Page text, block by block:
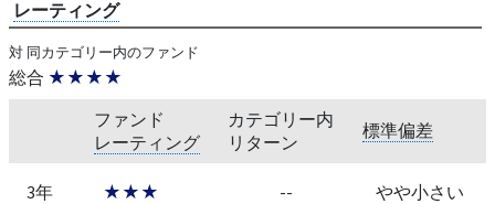
レーティング
対 同カテゴリー内のファンド
総合 ★★★★
ファンド
レーティング
カテゴリー内
リターン
標準偏差
3年 ★★★ -- やや小さい